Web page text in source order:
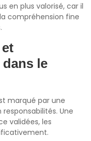
en plus valorisé, car il
compréhension fine
le
marqué par une
Une
validées, les